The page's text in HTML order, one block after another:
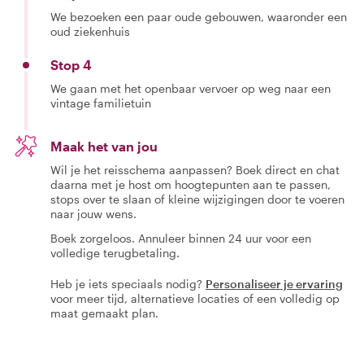
We bezoeken een paar oude gebouwen, waaronder een
oud ziekenhuis
Stop 4
We gaan met het openbaar vervoer op weg naar een
vintage familietuin
Maak het van jou
Wil je het reisschema aanpassen? Boek direct en chat
daarna met je host om hoogtepunten aan te passen,
stops over te slaan of kleine wijzigingen door te voeren
naar jouw wens.
Boek zorgeloos. Annuleer binnen 24 uur voor een
volledige terugbetaling.
Heb je iets speciaals nodig? Personaliseer je ervaring
voor meer tijd, alternatieve locaties of een volledig op
maat gemaakt plan.